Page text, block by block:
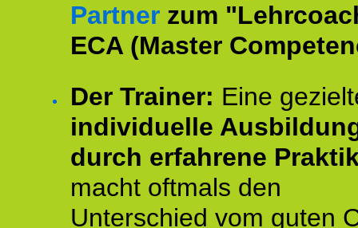
Partner zum
ECA (Master
Der Trainer: Eine
individuelle
durch erfahrene
macht oftmals den
Unterschied vom guten